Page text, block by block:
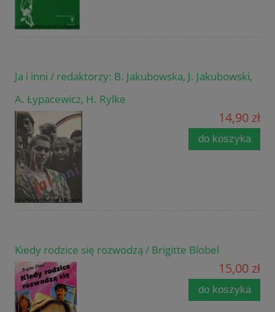
Ja i inni / redaktorzy: B. Jakubowska, J. Jakubowski,
A. Łypacewicz, H. Rylke
14,90 zł
do koszyka
Kiedy rodzice się rozwodzą / Brigitte Blobel
15,00 zł
do koszyka